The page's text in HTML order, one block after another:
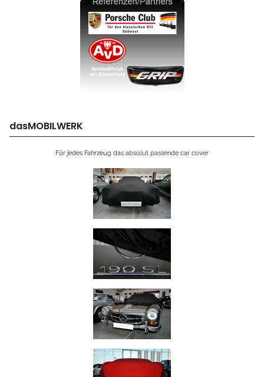
dasMOBILWERK
Für jedes Fahrzeug das absolut passende car cover